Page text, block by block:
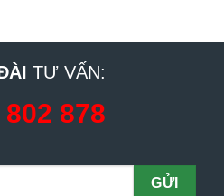
TƯ VẤN:
878